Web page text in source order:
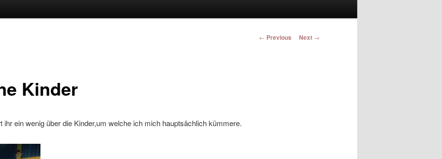
Post navigation
← Previous Next →
Kinder
ihr ein wenig über die Kinder,um welche ich mich hauptsächlich kümmere.